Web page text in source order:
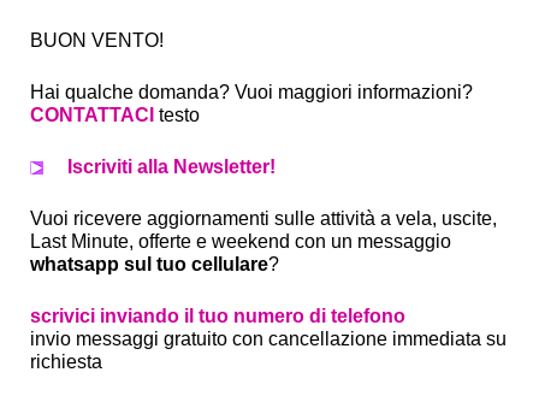
BUON VENTO!
Hai qualche domanda? Vuoi maggiori informazioni?
CONTATTACI testo
Iscriviti alla Newsletter!
Vuoi ricevere aggiornamenti sulle attività a vela, uscite,
Last Minute, offerte e weekend con un messaggio
whatsapp sul tuo cellulare?
scrivici inviando il tuo numero di telefono
invio messaggi gratuito con cancellazione immediata su
richiesta